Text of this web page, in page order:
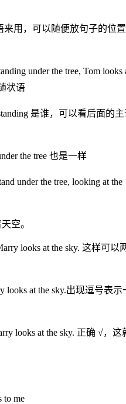
用，可以随便放句子的位
under the tree, Tom looks
状语
是谁，可以看后面的
the tree 也是一样
under the tree, looking at the
空。
looks at the sky. 这样可以
looks at the sky.出现逗号表示
looks at the sky. 正确 √，这
to me